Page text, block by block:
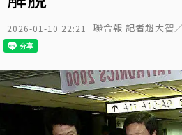
2026-01-10 22:21 聯合報 記者趙大智